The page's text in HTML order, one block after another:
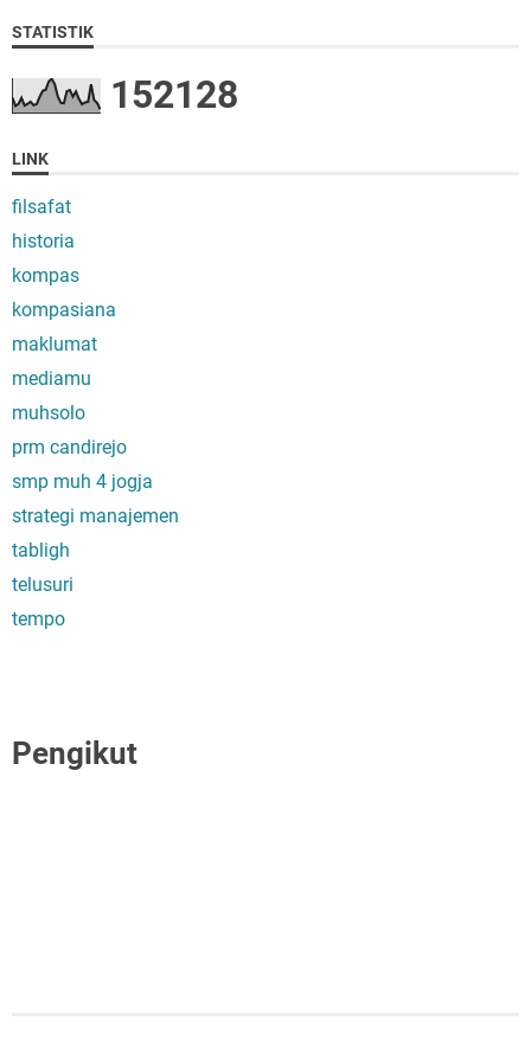
STATISTIK
152128
LINK
filsafat
historia
kompas
kompasiana
maklumat
mediamu
muhsolo
prm candirejo
smp muh 4 jogja
strategi manajemen
tabligh
telusuri
tempo
Pengikut